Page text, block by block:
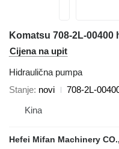
Komatsu 708-2L-
Cijena na upit
Hidraulična pumpa
Stanje novi
708-2L-
Kina
Hefei Mifan Machinery